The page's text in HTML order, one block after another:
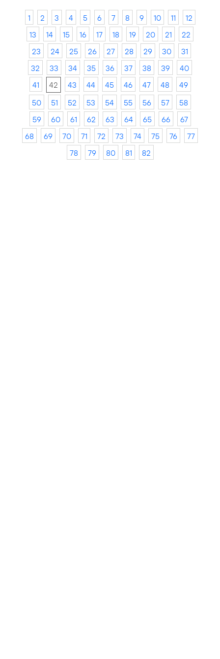
1 2 3 4 5 6 7 8 9 10 11
12
13
14 15 16 17 18 19 20 21
22
23
24 25 26 27 28 29 30
31
32
33 34 35 36 37 38 39
40
41
42 43 44 45 46 47 48
49
50
51 52 53 54 55 56 57
58
59
60 61 62 63 64 65 66
67
68
69 70 71 72 73 74 75 76
77
78
79 80 81 82